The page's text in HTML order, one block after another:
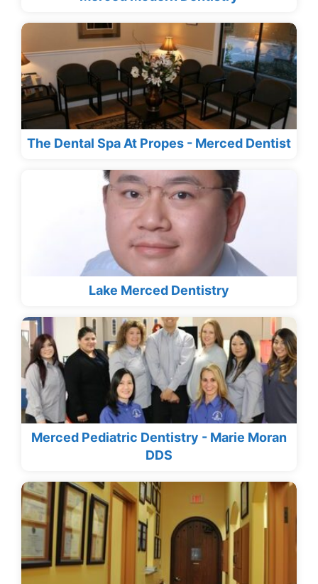
The Dental Spa At Propes - Merced Dentist
Lake Merced Dentistry
Merced Pediatric Dentistry - Marie Moran
DDS